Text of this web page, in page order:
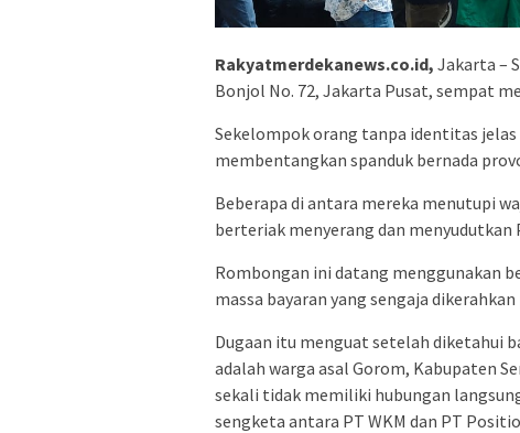
Rakyatmerdekanews.co.id, Jakarta –
Bonjol No. 72, Jakarta Pusat, sempat
Sekelompok orang tanpa identitas
membentangkan spanduk bernada
Beberapa di antara mereka menutupi
berteriak menyerang dan menyudutkan
Rombongan ini datang menggunakan
massa bayaran yang sengaja
Dugaan itu menguat setelah diketahui
adalah warga asal Gorom, Kabupaten
sekali tidak memiliki hubungan
sengketa antara PT WKM dan PT